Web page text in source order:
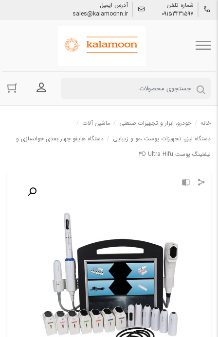
شماره تلفن
09153231597
آدرس ایمیل
sales@kalamoonn.ir
ورود به
خانه / خودرو، ابزار و تجهیزات صنعتی / ماشین آلات /
دستگاه لیزر، تجهیزات پوست ،مو و زیبایی / دستگاه هایفو چهار بعدی جوانسازی و
لیفتینگ پوست 4D Ultra Hifu